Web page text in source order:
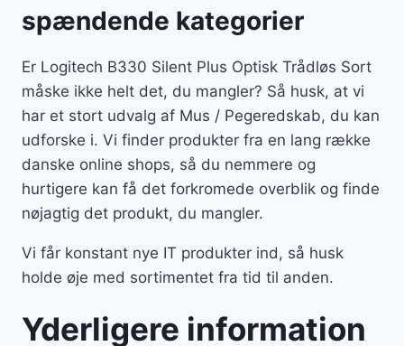
spændende kategorier
Er Logitech B330 Silent Plus Optisk Trådløs Sort
måske ikke helt det, du mangler? Så husk, at vi
har et stort udvalg af Mus / Pegeredskab, du kan
udforske i. Vi finder produkter fra en lang række
danske online shops, så du nemmere og
hurtigere kan få det forkromede overblik og finde
nøjagtig det produkt, du mangler.
Vi får konstant nye IT produkter ind, så husk
holde øje med sortimentet fra tid til anden.
Yderligere information